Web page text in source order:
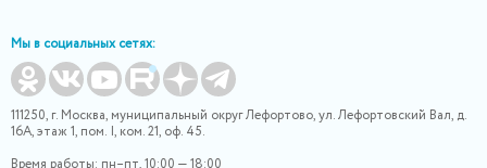
Мы в социальных сетях:
111250, г. Москва, муниципальный округ Лефортово, ул. Лефортовский Вал, д.
16А, этаж 1, пом. I, ком. 21, оф. 45.
Время работы: пн–пт, 10:00 — 18:00